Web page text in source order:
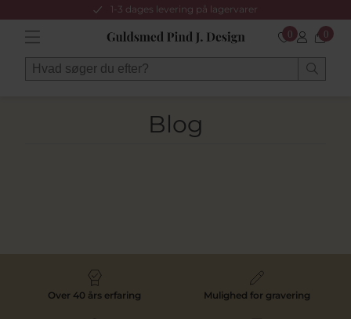
1-3 dages levering på lagervarer
0 0
Blog
Over 40 års erfaring Mulighed for gravering